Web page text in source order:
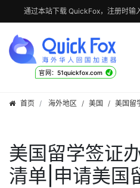
通过本站下载 QuickFox，注册时输
官网：51quickfox.com √
首页 海外地区 / 美国 / 美国留
美国留学签证
清单|申请美国